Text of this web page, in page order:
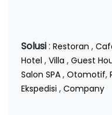
Solusi: Restoran ,
Hotel , Villa , Guest
Salon SPA , Otomotif,
Ekspedisi , Company